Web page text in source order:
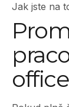
Jak jste na
office